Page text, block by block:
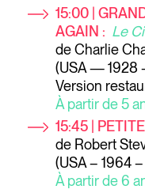
15:00 |
AGAIN : Le
de Charlie
(USA — 1928
Version
À partir de 5
15:45 |
de Robert
(USA – 1964
À partir de 6